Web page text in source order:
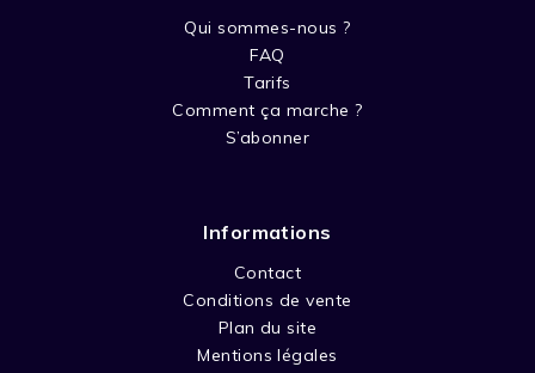
Qui sommes-nous ?
FAQ
Tarifs
Comment ça marche ?
S’abonner
Informations
Contact
Conditions de vente
Plan du site
Mentions légales